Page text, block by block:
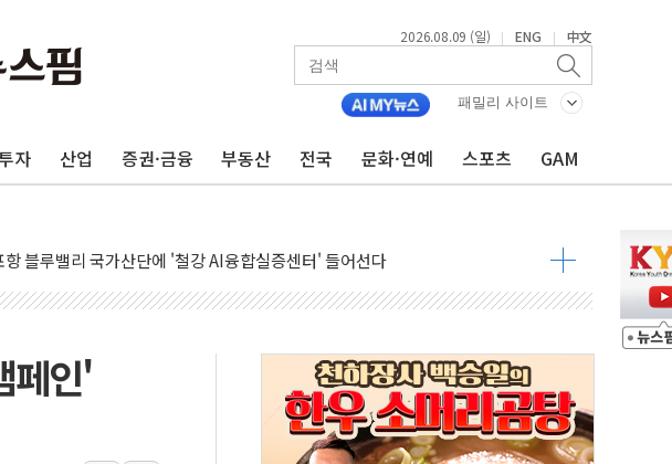
2026.08.09 (일) | ENG | 中文
패밀리 사이트
자 산업 증권·금융 부동산 전국 문화·연예 스포츠 GAM
택 진위면 공장서 질식사고 발생…작업자 1명 숨져
주 낙동강 선착장 하류서 50대 숨진 채 발견...경찰, 조사 중
합] 김민석, 정청래에 누적 '1.48%p' 차 선두 유지...金 46.01% vs 鄭 44.53%
천서 말다툼 중 어머니 살해 10대 구속…범행 후 반려견도 죽여
민석, 강원·대구·경북 경선서 정청래에 승리…金 48.54% vs 鄭 44.40%
[속보] 민주, 강원·대구·경북 경선 결과...김민석 48.54% 정청래 44.40%
[속보] 민주, 경북 경선 결과 발표...김민석 47.37% 정청래 45.71% 송영길 6.92%
페인'